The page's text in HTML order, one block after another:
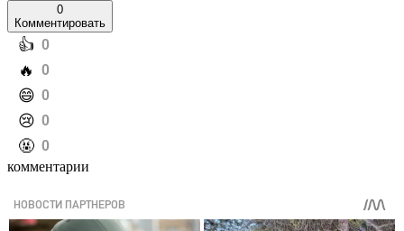
0
Комментировать
️👍 0
️🔥 0
️😄 0
️😢 0
️🤬 0
комментарии